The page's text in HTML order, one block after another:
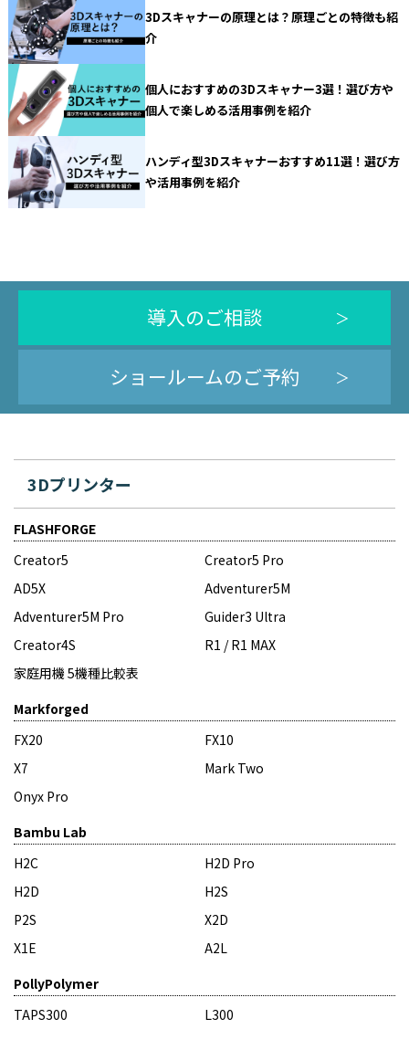
3Dスキャナーの原理とは？原理ごとの特徴も紹
介
個人におすすめの3Dスキャナー3選！選び方や
個人で楽しめる活用事例を紹介
ハンディ型3Dスキャナーおすすめ11選！選び方
や活用事例を紹介
導入のご相談
ショールームのご予約
3Dプリンター
FLASHFORGE
Creator5
Creator5 Pro
AD5X
Adventurer5M
Adventurer5M Pro
Guider3 Ultra
Creator4S
R1 / R1 MAX
家庭用機 5機種比較表
Markforged
FX20
FX10
X7
Mark Two
Onyx Pro
Bambu Lab
H2C
H2D Pro
H2D
H2S
P2S
X2D
X1E
A2L
PollyPolymer
TAPS300
L300